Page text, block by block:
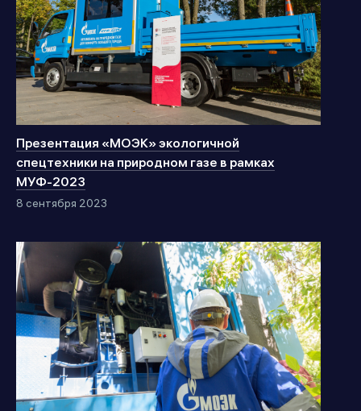
Презентация «МОЭК» экологичной
спецтехники на природном газе в рамках
МУФ-2023
8 сентября 2023